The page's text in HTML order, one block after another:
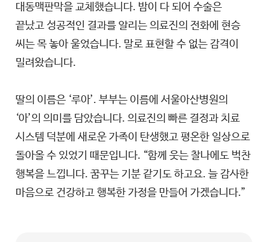
대동맥판막을 교체했습니다. 밤이 다 되어 수술은
끝났고 성공적인 결과를 알리는 의료진의 전화에 현승
씨는 목 놓아 울었습니다. 말로 표현할 수 없는 감격이
밀려왔습니다.
딸의 이름은 ‘루아’. 부부는 이름에 서울아산병원의
‘아’의 의미를 담았습니다. 의료진의 빠른 결정과 치료
시스템 덕분에 새로운 가족이 탄생했고 평온한 일상으로
돌아올 수 있었기 때문입니다. “함께 웃는 찰나에도 벅찬
행복을 느낍니다. 꿈꾸는 기분 같기도 하고요. 늘 감사한
마음으로 건강하고 행복한 가정을 만들어 가겠습니다.”